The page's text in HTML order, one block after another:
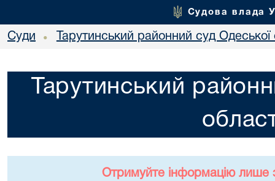
Судова влада
Суди • Тарутинський районний суд Одеської
Тарутинський
Отримуйте інформацію лише